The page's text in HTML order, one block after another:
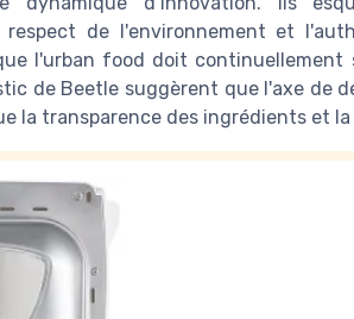
respect de l'environnement et
l'urban food doit continuellement
de Beetle suggèrent que l'axe de
la transparence des ingrédients et